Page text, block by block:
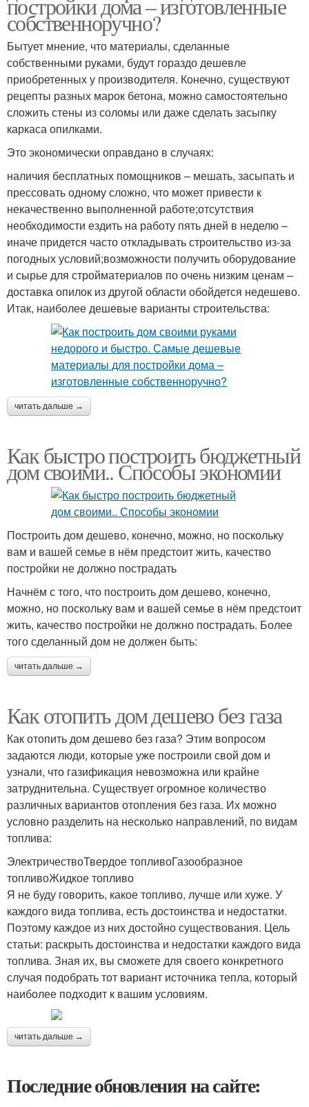
собственноручно?
Бытует мнение, что материалы, сделанные
собственными руками, будут гораздо дешевле
приобретенных у производителя. Конечно, существуют
рецепты разных марок бетона, можно самостоятельно
сложить стены из соломы или даже сделать засыпку
каркаса опилками.
Это экономически оправдано в случаях:
наличия бесплатных помощников – мешать, засыпать и
прессовать одному сложно, что может привести к
некачественно выполненной работе;отсутствия
необходимости ездить на работу пять дней в неделю –
иначе придется часто откладывать строительство из-за
погодных условий;возможности получить оборудование
и сырье для стройматериалов по очень низким ценам –
доставка опилок из другой области обойдется недешево.
Итак, наиболее дешевые варианты строительства:
читать дальше →
Как быстро построить бюджетный
дом своими.. Способы экономии
Построить дом дешево, конечно, можно, но поскольку
вам и вашей семье в нём предстоит жить, качество
постройки не должно пострадать
Начнём с того, что построить дом дешево, конечно,
можно, но поскольку вам и вашей семье в нём предстоит
жить, качество постройки не должно пострадать. Более
того сделанный дом не должен быть:
читать дальше →
Как отопить дом дешево без газа
Как отопить дом дешево без газа? Этим вопросом
задаются люди, которые уже построили свой дом и
узнали, что газификация невозможна или крайне
затруднительна. Существует огромное количество
различных вариантов отопления без газа. Их можно
условно разделить на несколько направлений, по видам
топлива:
ЭлектричествоТвердое топливоГазообразное
топливоЖидкое топливо
Я не буду говорить, какое топливо, лучше или хуже. У
каждого вида топлива, есть достоинства и недостатки.
Поэтому каждое из них достойно существования. Цель
статьи: раскрыть достоинства и недостатки каждого вида
топлива. Зная их, вы сможете для своего конкретного
случая подобрать тот вариант источника тепла, который
наиболее подходит к вашим условиям.
читать дальше →
Последние обновления на сайте: